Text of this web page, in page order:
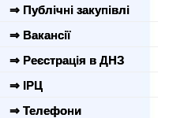
⇒ Публічні закупівлі
⇒ Вакансії
⇒ Реєстрація в ДНЗ
⇒ ІРЦ
⇒ Телефони